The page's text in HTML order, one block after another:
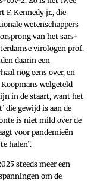
F. Kennedy jr., die
wetenschappers
van het sars-
virologen prof.
daarin een
nog eens over, en
welgeteld
in de staart, want het
die gewijd is aan de
is niet mild over de
voor pandemieën
halen”.
steeds meer een
om de